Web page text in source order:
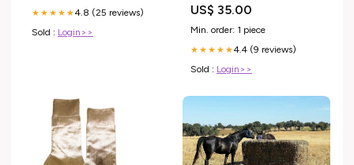
★★★★★4.8 (25 reviews)
Sold : Login>>
US$ 35.00
Min. order: 1 piece
★★★★★4.4 (9 reviews)
Sold : Login>>